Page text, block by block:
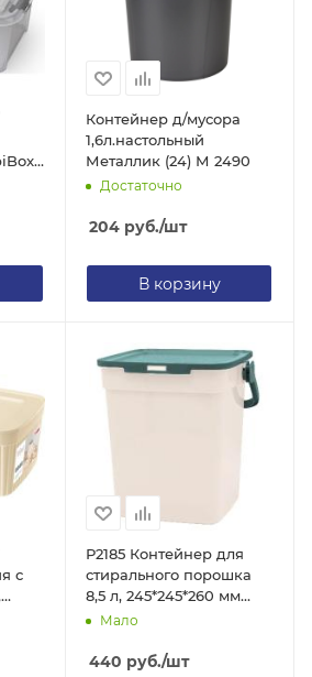
Контейнер д/мусора
1,6л.настольный
Металлик (24) М 2490
Достаточно
204 руб./шт
В корзину
с
Р2185 Контейнер для
стирального порошка
8,5 л, 245*245*260 мм
серо-голубой
Мало
440 руб./шт